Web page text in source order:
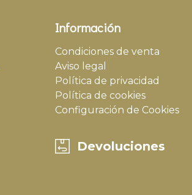
Información
Condiciones de venta
Aviso legal
Política de privacidad
Política de cookies
Configuración de Cookies
Devoluciones